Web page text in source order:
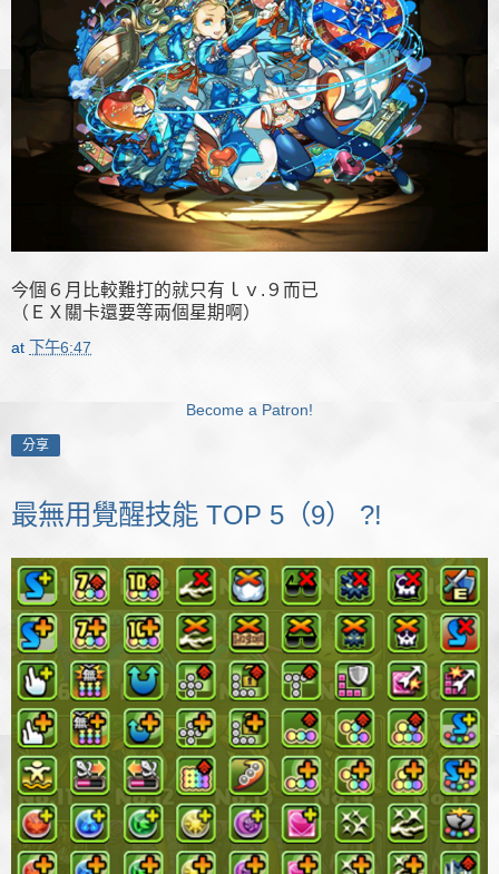
今個６月比較難打的就只有ｌｖ.９而已
（ＥＸ關卡還要等兩個星期啊）
at 下午6:47
Become a Patron!
分享
最無用覺醒技能 TOP 5（9） ?!